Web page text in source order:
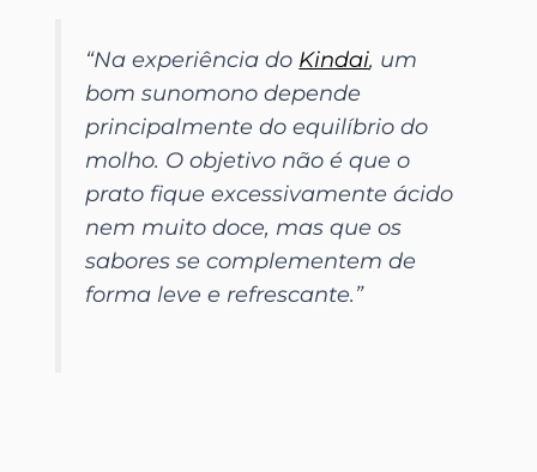
“Na experiência do Kindai, um
bom sunomono depende
principalmente do equilíbrio do
molho. O objetivo não é que o
prato fique excessivamente ácido
nem muito doce, mas que os
sabores se complementem de
forma leve e refrescante.”